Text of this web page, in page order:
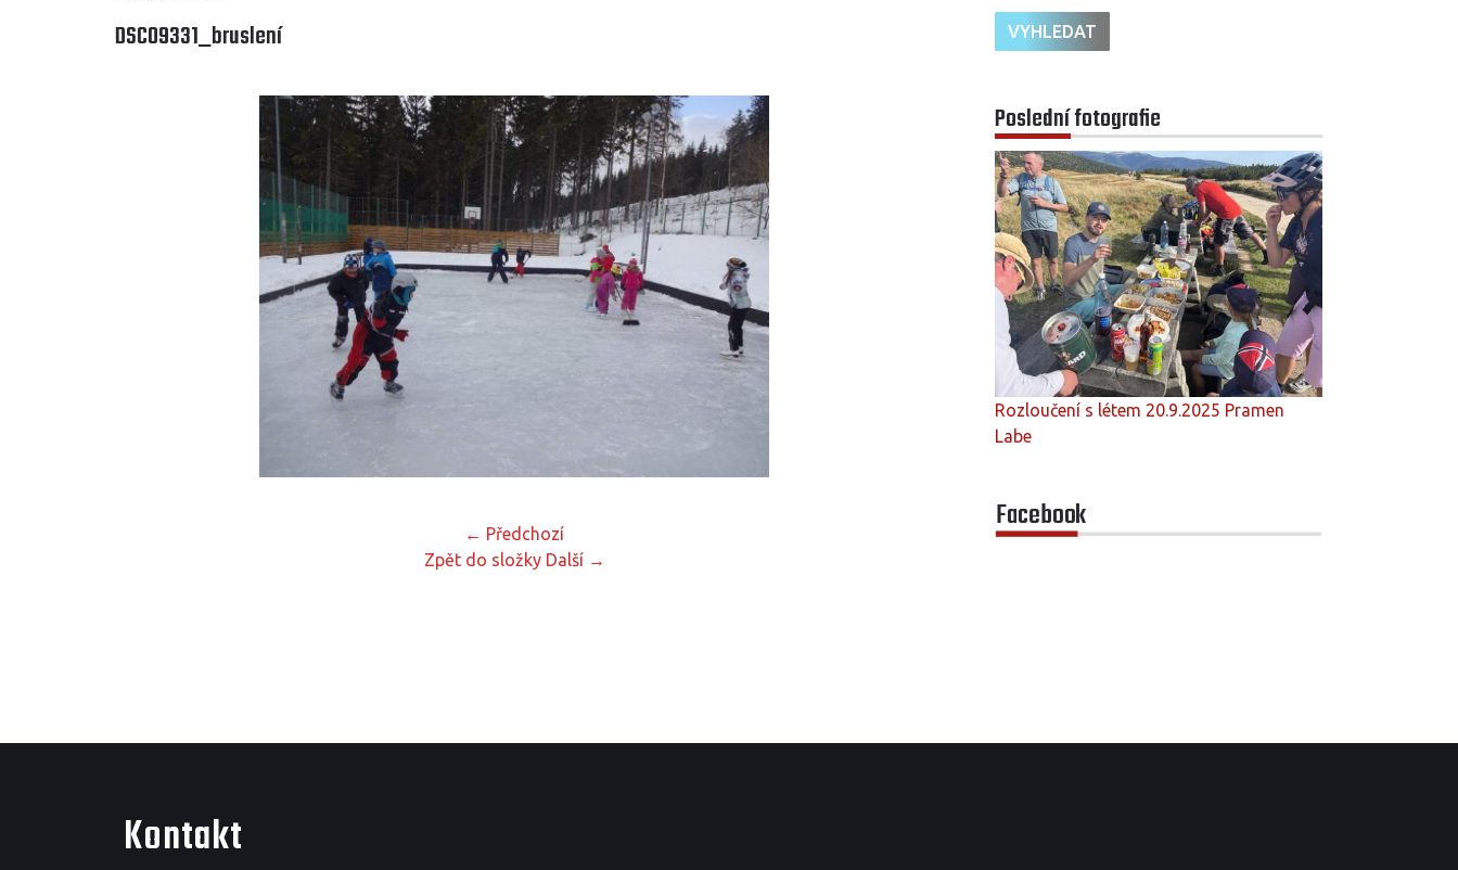
DSC09331_bruslení
← Předchozí
Zpět do složky Další →
Poslední fotografie
Rozloučení s létem 20.9.2025 Pramen
Labe
Facebook
Kontakt